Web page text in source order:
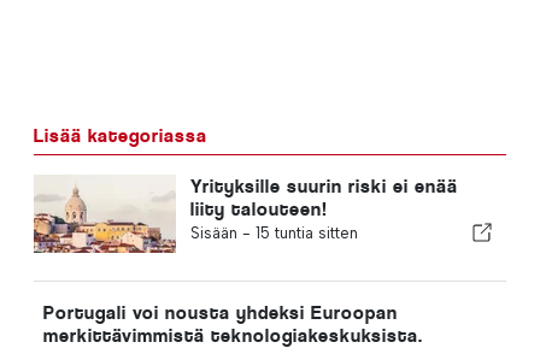
Lisää kategoriassa
Yrityksille suurin riski ei enää
liity talouteen!
Sisään - 15 tuntia sitten
Portugali voi nousta yhdeksi Euroopan
merkittävimmistä teknologiakeskuksista.